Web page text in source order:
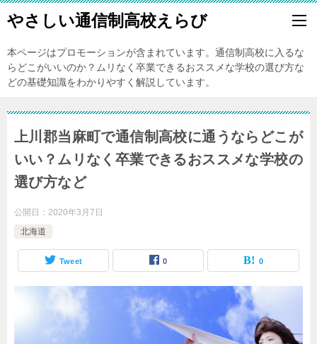
やさしい通信制高校えらび
本ページはプロモーションが含まれています。通信制高校に入るな
らどこがいいのか？ムリなく卒業できるおススメな学校の選び方な
どの基礎知識をわかりやすく解説しています。
上川郡当麻町で通信制高校に通うならどこが
いい？ムリなく卒業できるおススメな学校の
選び方など
公開日： 2020年3月7日
北海道
Tweet 0 0